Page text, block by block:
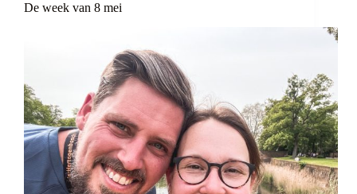
De week van 8 mei